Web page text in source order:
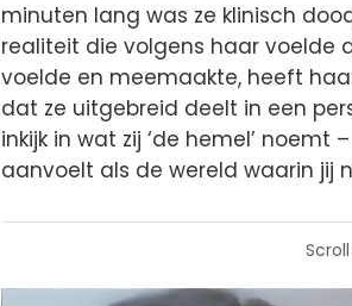
minuten lang was ze klinisch
realiteit die volgens haar voelde
voelde en meemaakte, heeft
dat ze uitgebreid deelt in een
inkijk in wat zij ‘de hemel’
aanvoelt als de wereld waarin jij